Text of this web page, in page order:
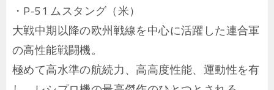
・P-51 ムスタング（米）
大戦中期以降の欧州戦線を中心に活躍した連合軍
の高性能戦闘機。
極めて高水準の航続力、高高度性能、運動性を有